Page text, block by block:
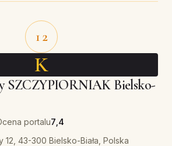
12
K
SZCZYPIORNIAK Bielsko-
portalu7,4
12, 43-300 Bielsko-Biała, Polska